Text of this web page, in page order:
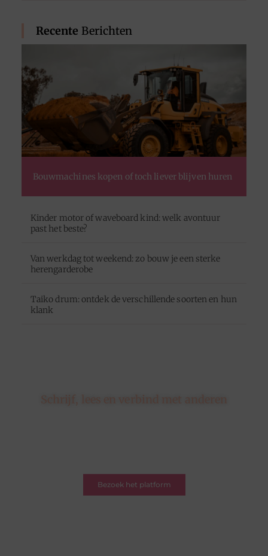
Recente Berichten
Bouwmachines kopen of toch liever blijven huren
Kinder motor of waveboard kind: welk avontuur
past het beste?
Van werkdag tot weekend: zo bouw je een sterke
herengarderobe
Taiko drum: ontdek de verschillende soorten en hun
klank
Bezoek het platform